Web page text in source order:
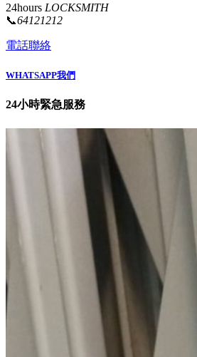
24hours LOCKSMITH
📞64121212
電話聯絡
WHATSAPP我們
24小時緊急服務